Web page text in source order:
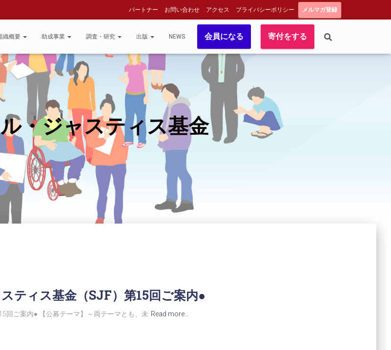
パートナー お問い合わせ アクセス プライバシーポリシー メルマガ登録
織概要 助成事業 調査・研究 出版 NEWS 会員になる 寄付をする
・ジャスティス基金
ティス基金（SJF）第15回ご案内●
回ご案内● 【公募テーマ】～両テーマとも、未 Read more…